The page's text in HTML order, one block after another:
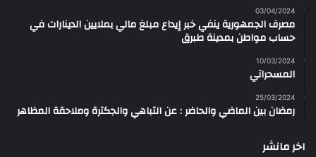
03/04/2024
مصرف الجمهورية ينفي خبر إيداع مبلغ مالي بملايين الدينارات في
حساب مواطن بمدينة طبرق
10/03/2024
المسحراتي
25/03/2024
رمضان بين الماضي والحاضر : عن التباهي والجكترة وملاحقة المظاهر
اخر مانشر